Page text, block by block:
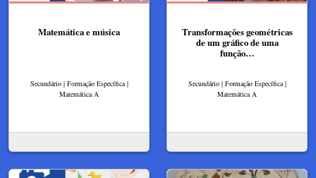
Matemática e música
Secundário | Formação Específica |
Matemática A
Transformações geométricas
de um gráfico de uma
função…
Secundário | Formação Específica |
Matemática A